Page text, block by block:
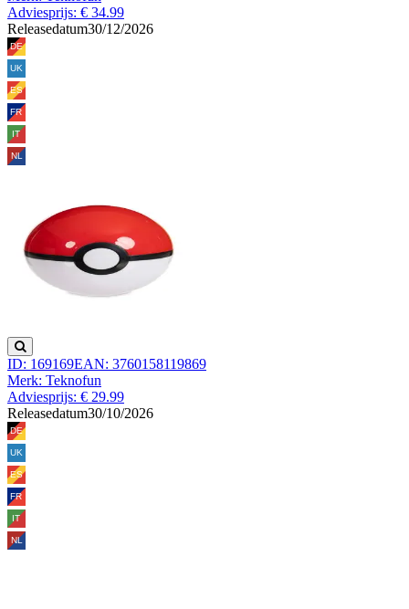
Adviesprijs: € 34.99
Releasedatum30/12/2026
ID: 169169EAN: 3760158119869
Merk: Teknofun
Adviesprijs: € 29.99
Releasedatum30/10/2026